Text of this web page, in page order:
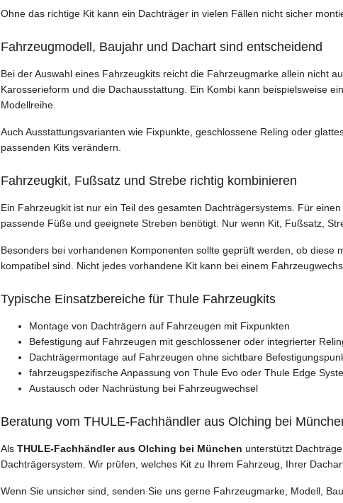
Ohne das richtige Kit kann ein Dachträger in vielen Fällen nicht sicher
Fahrzeugmodell, Baujahr und Dachart sind entscheidend
Bei der Auswahl eines Fahrzeugkits reicht die Fahrzeugmarke allein nicht
Karosserieform und die Dachausstattung. Ein Kombi kann beispielsweise
Modellreihe.
Auch Ausstattungsvarianten wie Fixpunkte, geschlossene Reling oder
passenden Kits verändern.
Fahrzeugkit, Fußsatz und Strebe richtig kombinieren
Ein Fahrzeugkit ist nur ein Teil des gesamten Dachträgersystems. Für
passende Füße und geeignete Streben benötigt. Nur wenn Kit, Fußsatz,
Besonders bei vorhandenen Komponenten sollte geprüft werden, ob
kompatibel sind. Nicht jedes vorhandene Kit kann bei einem
Typische Einsatzbereiche für Thule Fahrzeugkits
Montage von Dachträgern auf Fahrzeugen mit Fixpunkten
Befestigung auf Fahrzeugen mit geschlossener oder integrierter
Dachträgermontage auf Fahrzeugen ohne sichtbare
fahrzeugspezifische Anpassung von Thule Evo oder Thule Edge
Austausch oder Nachrüstung bei Fahrzeugwechsel
Beratung vom THULE-Fachhändler aus Olching bei
Als THULE-Fachhändler aus Olching bei München unterstützt
Dachträgersystem. Wir prüfen, welches Kit zu Ihrem Fahrzeug, Ihrer
Wenn Sie unsicher sind, senden Sie uns gerne Fahrzeugmarke, Modell,